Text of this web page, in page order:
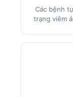
Các bệnh
trạng viêm